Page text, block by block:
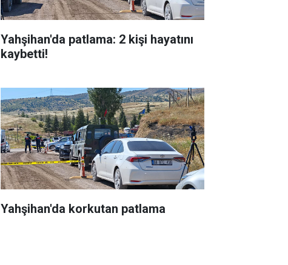
Yahşihan'da patlama: 2 kişi hayatını
kaybetti!
Yahşihan'da korkutan patlama